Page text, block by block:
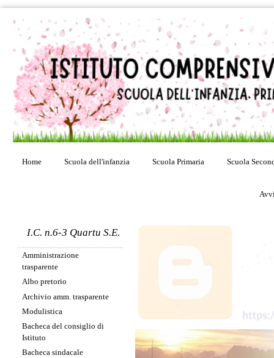
Home Scuola dell'infanzia Scuola Primaria Scuola
I.C. n.6-3 Quartu S.E.
Amministrazione
trasparente
Albo pretorio
Archivio amm. trasparente
Modulistica
Bacheca del consiglio di
Istituto
Bacheca sindacale
Presentazione
Erasmus+